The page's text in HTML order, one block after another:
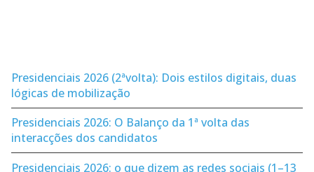
Presidenciais 2026 (2ªvolta): Dois estilos digitais, duas
lógicas de mobilização
Presidenciais 2026: O Balanço da 1ª volta das
interacções dos candidatos
Presidenciais 2026: o que dizem as redes sociais (1–13